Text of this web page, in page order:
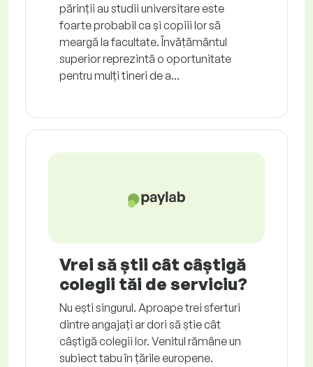
părinții au studii universitare este
foarte probabil ca și copiii lor să
meargă la facultate. Învățământul
superior reprezintă o oportunitate
pentru mulți tineri de a...
Vrei să știi cât câștigă
colegii tăi de serviciu?
Nu ești singurul. Aproape trei sferturi
dintre angajați ar dori să știe cât
câștigă colegii lor. Venitul rămâne un
subiect tabu în țările europene.